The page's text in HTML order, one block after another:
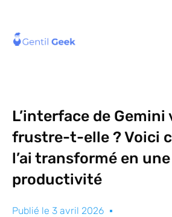
L’interface de Gemini
frustre-t-elle ? Voici
l’ai transformé en
productivité
Publié le 3 avril 2026